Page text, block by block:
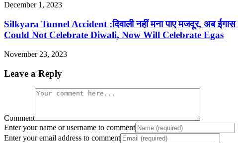
December 1, 2023
Silkyara Tunnel Accident :दिवाली नहीं मना पाए मजदूर, अब
Could Not Celebrate Diwali, Now Will Celebrate Egas
November 23, 2023
Leave a Reply
Comment
Enter your name or username to comment
Enter your email address to comment